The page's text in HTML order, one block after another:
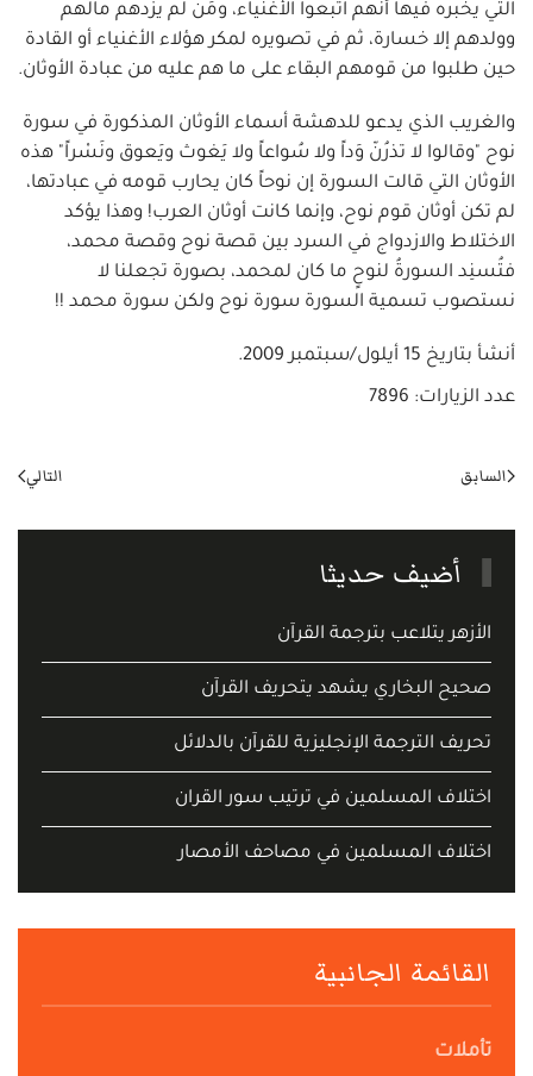
التي يخبره فيها أنهم اتَّبعوا الأغنياء، ومَن لم يزدهم مالُهم
وولدهم إلا خسارة، ثم في تصويره لمكر هؤلاء الأغنياء أو القادة
حين طلبوا من قومهم البقاء على ما هم عليه من عبادة الأوثان.
والغريب الذي يدعو للدهشة أسماء الأوثان المذكورة في سورة
نوح "وقالوا لا تذرُنّ وَداً ولا سُواعاً ولا يَغوث ويَعوق ونَسْراً" هذه
الأوثان التي قالت السورة إن نوحاً كان يحارب قومه في عبادتها،
لم تكن أوثان قوم نوح، وإنما كانت أوثان العرب! وهذا يؤكد
الاختلاط والازدواج في السرد بين قصة نوح وقصة محمد،
فتُسنِد السورةُ لنوحٍ ما كان لمحمد، بصورة تجعلنا لا
نستصوب تسمية السورة سورة نوح ولكن سورة محمد !!
أنشأ بتاريخ 15 أيلول/سبتمبر 2009 .
عدد الزيارات: 7896
السابق التالي
أضيف حديثا
الأزهر يتلاعب بترجمة القرآن
صحيح البخاري يشهد يتحريف القرآن
تحريف الترجمة الإنجليزية للقرآن بالدلائل
اختلاف المسلمين في ترتيب سور القران
اختلاف المسلمين في مصاحف الأمصار
القائمة الجانبية
تأملات